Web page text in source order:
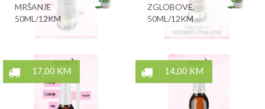
MRŠANJE
50ML/12KM
ZGLOBOVE,
50ML/12KM
17,00 KM 14,00 KM